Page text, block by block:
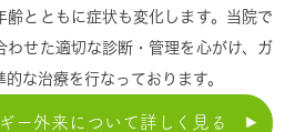
齢とともに症状も変化します。当院で
わせた適切な診断・管理を心がけ、ガ
な治療を行なっております。
ー外来について詳しく見る